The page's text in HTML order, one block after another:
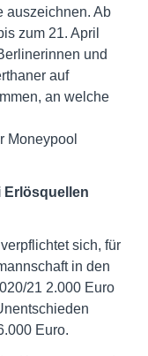
auszeichnen. Ab
zum 21. April
und
auf
an welche
Moneypool
Erlösquellen
sich, für
in den
21 2.000 Euro
Euro.